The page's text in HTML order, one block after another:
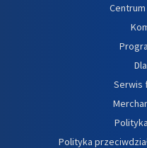
Serwis
Polityka